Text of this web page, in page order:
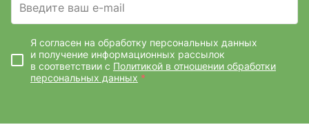
Введите ваш e-mail
Я согласен на обработку персональных данных
и получение информационных рассылок
в соответствии с Политикой в отношении обработки
персональных данных *